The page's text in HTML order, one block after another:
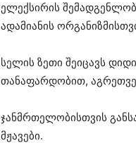
ელექსირის
ადამიანის
სელის ზეთი შეიცავს
თანაფარდობით, აგრეთვე
ჯანმრთელობისთვის
მჟავები.